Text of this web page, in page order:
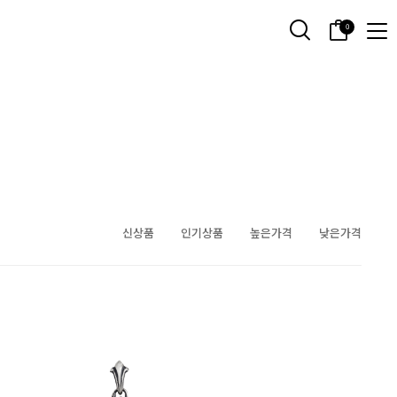
0
신상품 인기상품 높은가격 낮은가격